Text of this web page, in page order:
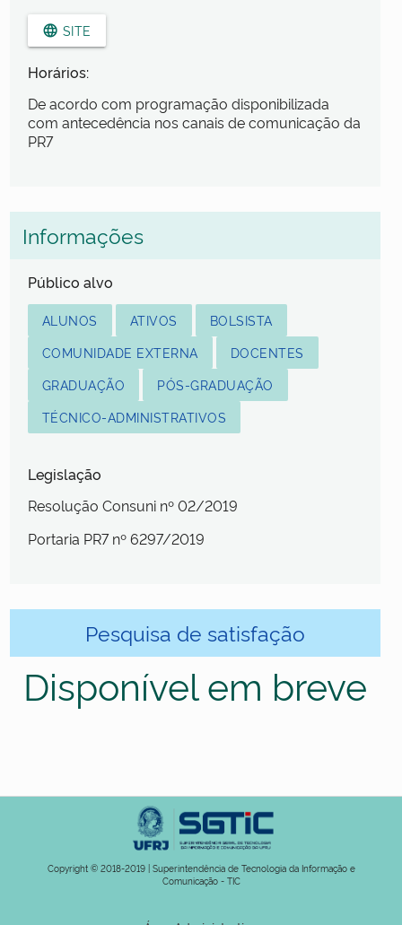
language SITE
Horários:
De acordo com programação disponibilizada
com antecedência nos canais de comunicação da
PR7
Informações
Público alvo
ALUNOS ATIVOS
BOLSISTA
COMUNIDADE EXTERNA
DOCENTES
GRADUAÇÃO
PÓS-GRADUAÇÃO
TÉCNICO-ADMINISTRATIVOS
Legislação
Resolução Consuni nº 02/2019
Portaria PR7 nº 6297/2019
Pesquisa de satisfação
Disponível em breve
Copyright © 2018-2019 | Superintendência de Tecnologia da Informação e
Comunicação - TIC